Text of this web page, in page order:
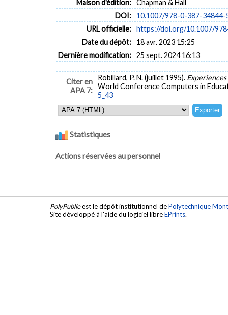
Maison d'édition: Chapman & Hall
DOI:
10.1007/978-0-387-34844-
URL officielle: https://doi.org/10.1007/
Date du dépôt:
18 avr. 2023 15:25
Dernière modification: 25 sept. 2024 16:13
Citer en
APA 7:
Robillard, P. N. (juillet 1995).
World Conference Computers in
5_43
Statistiques
Actions réservées au personnel
PolyPublieest le dépôt institutionnel dePolytechnique
Site développé à l'aide du logiciel libreEPrints.